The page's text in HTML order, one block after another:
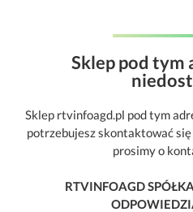
Sklep pod tym
Sklep rtvinfoagd.pl pod tym
potrzebujesz skontaktować
prosimy o
RTVINFOAGD